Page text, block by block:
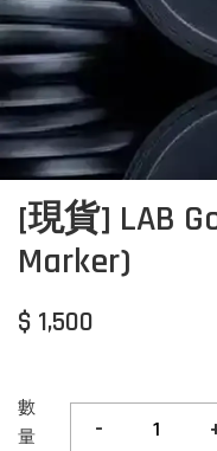
[現貨] LAB
Marker)
$ 1,500
數
量
-